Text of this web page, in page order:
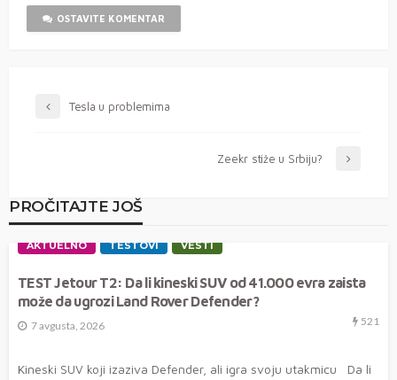
OSTAVITE KOMENTAR
Tesla u problemima
Zeekr stiže u Srbiju?
PROČITAJTE JOŠ
AKTUELNO TESTOVI VESTI
TEST Jetour T2: Da li kineski SUV od 41.000 evra zaista
može da ugrozi Land Rover Defender?
7 avgusta, 2026 521
Kineski SUV koji izaziva Defender, ali igra svoju utakmicu Da li